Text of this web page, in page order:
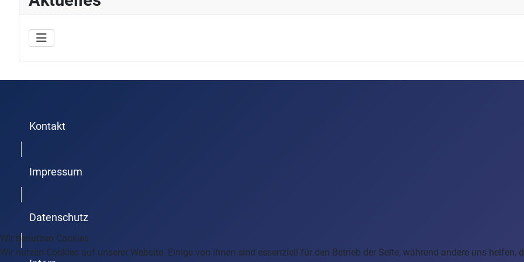
Kontakt
Impressum
Datenschutz
Trenner3
Wir benutzen Cookies
Wir nutzen Cookies auf unserer Website. Einige von ihnen sind essenziell für den Betrieb der Seite, während andere uns